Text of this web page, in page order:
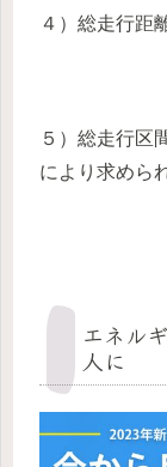
４）総走行距
５）総走行区
により求めら
エネル
人に